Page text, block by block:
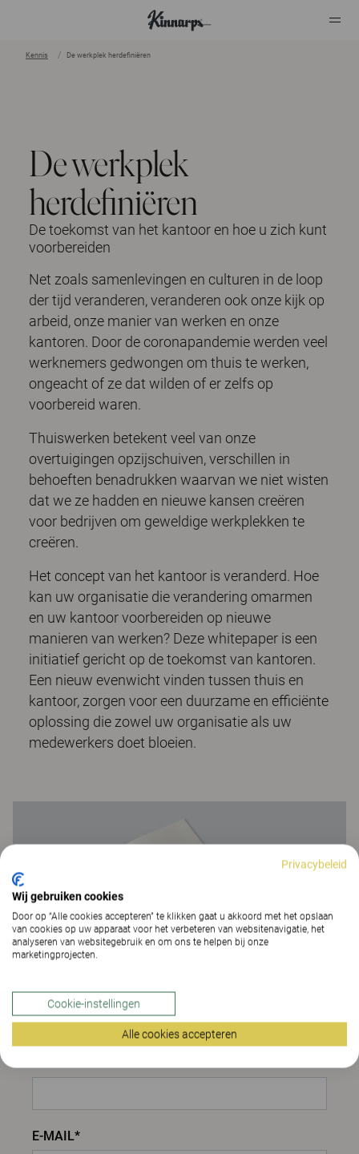
Kennis De werkplek herdefiniëren
De werkplek
herdefiniëren
De toekomst van het kantoor en hoe u zich kunt
voorbereiden
Net zoals samenlevingen en culturen in de loop
der tijd veranderen, veranderen ook onze kijk op
arbeid, onze manier van werken en onze
kantoren. Door de coronapandemie werden veel
werknemers gedwongen om thuis te werken,
ongeacht of ze dat wilden of er zelfs op
voorbereid waren.
Thuiswerken betekent veel van onze
overtuigingen opzijschuiven, verschillen in
behoeften benadrukken waarvan we niet wisten
dat we ze hadden en nieuwe kansen creëren
voor bedrijven om geweldige werkplekken te
creëren.
Het concept van het kantoor is veranderd. Hoe
kan uw organisatie die verandering omarmen
en uw kantoor voorbereiden op nieuwe
manieren van werken? Deze whitepaper is een
initiatief gericht op de toekomst van kantoren.
Een nieuw evenwicht vinden tussen thuis en
kantoor, zorgen voor een duurzame en efficiënte
oplossing die zowel uw organisatie als uw
medewerkers doet bloeien.
Lees en download de
E-MAIL*
Privacybeleid
Wij gebruiken cookies
Door op “Alle cookies accepteren” te klikken gaat u akkoord met het opslaan
van cookies op uw apparaat voor het verbeteren van websitenavigatie, het
analyseren van websitegebruik en om ons te helpen bij onze
marketingprojecten.
Cookie-instellingen
Alle cookies accepteren